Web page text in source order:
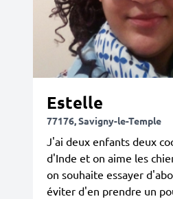
Estelle
77176, Savigny-le-Temple
J'ai deux enfants deux
d'Inde et on aime les
on souhaite essayer
éviter d'en prendre un